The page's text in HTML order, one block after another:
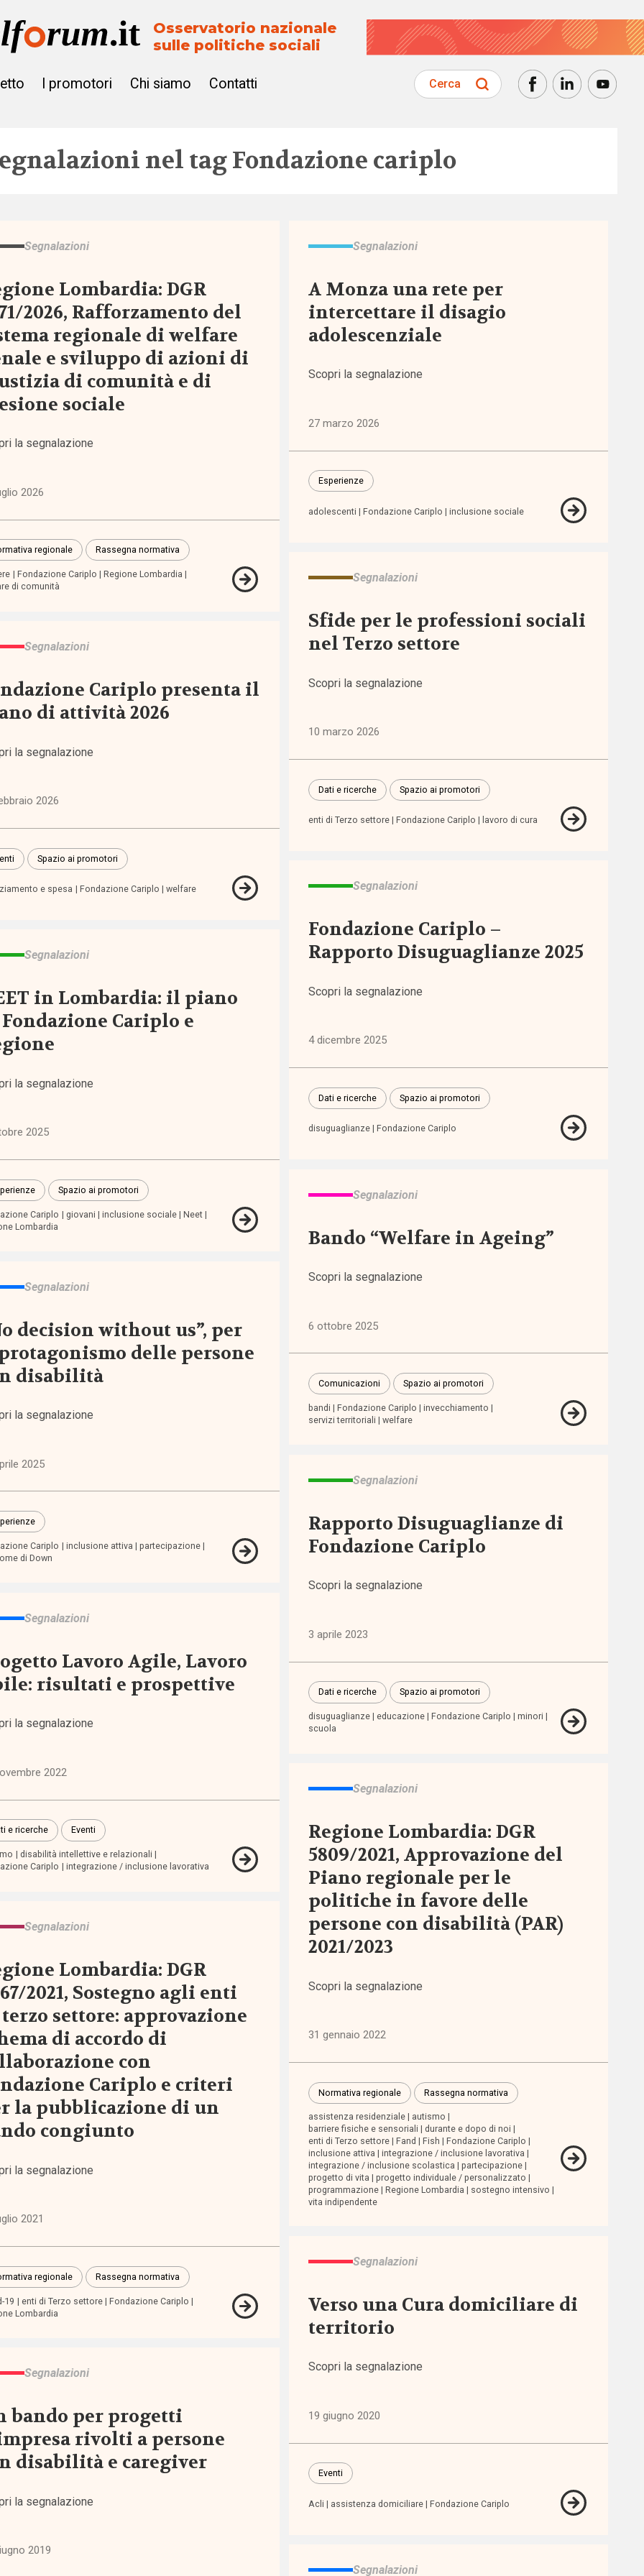
Osservatorio nazionale
sulle politiche sociali
I promotori Chi siamo Contatti Cerca
nel tagFondazione cariplo
e
e
ai
Segnalazioni
Lombardia: DGR
2026, Rafforzamento del
regionale di welfare
e sviluppo di azioni di
di comunità e di
sociale
la segnalazione
2026
regionale Rassegna normativa
Fondazione Cariplo
Regione Lombardia
di comunità
Segnalazioni
A Monza una rete per
intercettare il disagio
adolescenziale
Scopri la segnalazione
27 marzo 2026
Esperienze
adolescenti Fondazione Cariplo inclusione sociale
Segnalazioni
Sfide per le professioni sociali
nel Terzo settore
Scopri la segnalazione
10 marzo 2026
Dati e ricerche Spazio ai promotori
enti di Terzo settore Fondazione Cariplo lavoro di cura
Segnalazioni
Cariplo presenta il
di attività 2026
la segnalazione
2026
Spazio ai promotori
e spesa Fondazione Cariplo welfare Segnalazioni
Fondazione Cariplo –
Rapporto Disuguaglianze 2025
Scopri la segnalazione
4 dicembre 2025
Dati e ricerche Spazio ai promotori
disuguaglianze Fondazione Cariplo
Segnalazioni
in Lombardia: il piano
Cariplo e
la segnalazione
2025
Spazio ai promotori
Cariplo giovani inclusione sociale
Neet
Lombardia
Segnalazioni
Bando “Welfare in Ageing”
Scopri la segnalazione
6 ottobre 2025
Comunicazioni Spazio ai promotori
bandi Fondazione Cariplo
invecchiamento
servizi territoriali
welfare
Segnalazioni
decision without us”, per
delle persone
disabilità
la segnalazione
2025
Cariplo inclusione attiva
partecipazione
di Down
Segnalazioni
Rapporto Disuguaglianze di
Fondazione Cariplo
Scopri la segnalazione
3 aprile 2023
Dati e ricerche Spazio ai promotori
disuguaglianze educazione Fondazione Cariplo
minori
scuola
Segnalazioni
Lavoro Agile, Lavoro
risultati e prospettive
la segnalazione
2022
e ricerche Eventi
disabilità intellettive e relazionali
Cariplo
integrazione / inclusione lavorativa
Segnalazioni
Regione Lombardia: DGR
5809/2021, Approvazione del
Piano regionale per le
politiche in favore delle
persone con disabilità (PAR)
2021/2023
Scopri la segnalazione
31 gennaio 2022
Normativa regionale Rassegna normativa
assistenza residenziale
autismo
barriere fisiche e sensoriali
durante e dopo di noi
enti di Terzo settore
Fand Fish
Fondazione Cariplo
inclusione attiva
integrazione / inclusione lavorativa
integrazione / inclusione scolastica
partecipazione
progetto di vita
progetto individuale / personalizzato
programmazione
Regione Lombardia
sostegno intensivo
vita indipendente
Segnalazioni
Lombardia: DGR
2021, Sostegno agli enti
settore: approvazione
di accordo di
con
Cariplo e criteri
la pubblicazione di un
congiunto
la segnalazione
2021
regionale Rassegna normativa
19 enti di Terzo settore
Fondazione Cariplo
Lombardia
Segnalazioni
Verso una Cura domiciliare di
territorio
Scopri la segnalazione
19 giugno 2020
Eventi
Acli assistenza domiciliare Fondazione Cariplo
Segnalazioni
bando per progetti
rivolti a persone
disabilità e caregiver
la segnalazione
2019
Segnalazioni